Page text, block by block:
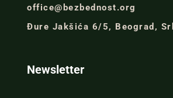
office@bezbednost.org
Đure Jakšića 6/5, Beograd,
Newsletter